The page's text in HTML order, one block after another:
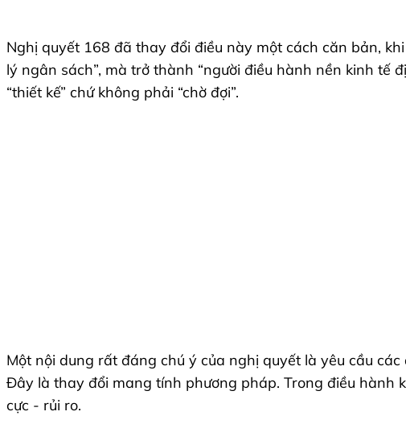
Nghị quyết 168 đã thay đổi điều này một cách căn bản,
lý ngân sách”, mà trở thành “người điều hành nền kinh tế
“thiết kế” chứ không phải “chờ đợi”.
Một nội dung rất đáng chú ý của nghị quyết là yêu cầu
Đây là thay đổi mang tính phương pháp. Trong điều hành
cực - rủi ro.